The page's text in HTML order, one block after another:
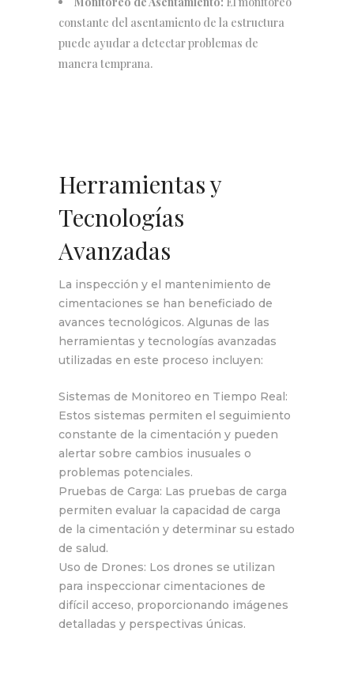
constante del asentamiento de la estructura
puede ayudar a detectar problemas de
manera temprana.
Herramientas y
Tecnologías
Avanzadas
La inspección y el mantenimiento de
cimentaciones se han beneficiado de
avances tecnológicos. Algunas de las
herramientas y tecnologías avanzadas
utilizadas en este proceso incluyen:
Sistemas de Monitoreo en Tiempo Real:
Estos sistemas permiten el seguimiento
constante de la cimentación y pueden
alertar sobre cambios inusuales o
problemas potenciales.
Pruebas de Carga: Las pruebas de carga
permiten evaluar la capacidad de carga
de la cimentación y determinar su estado
de salud.
Uso de Drones: Los drones se utilizan
para inspeccionar cimentaciones de
difícil acceso, proporcionando imágenes
detalladas y perspectivas únicas.